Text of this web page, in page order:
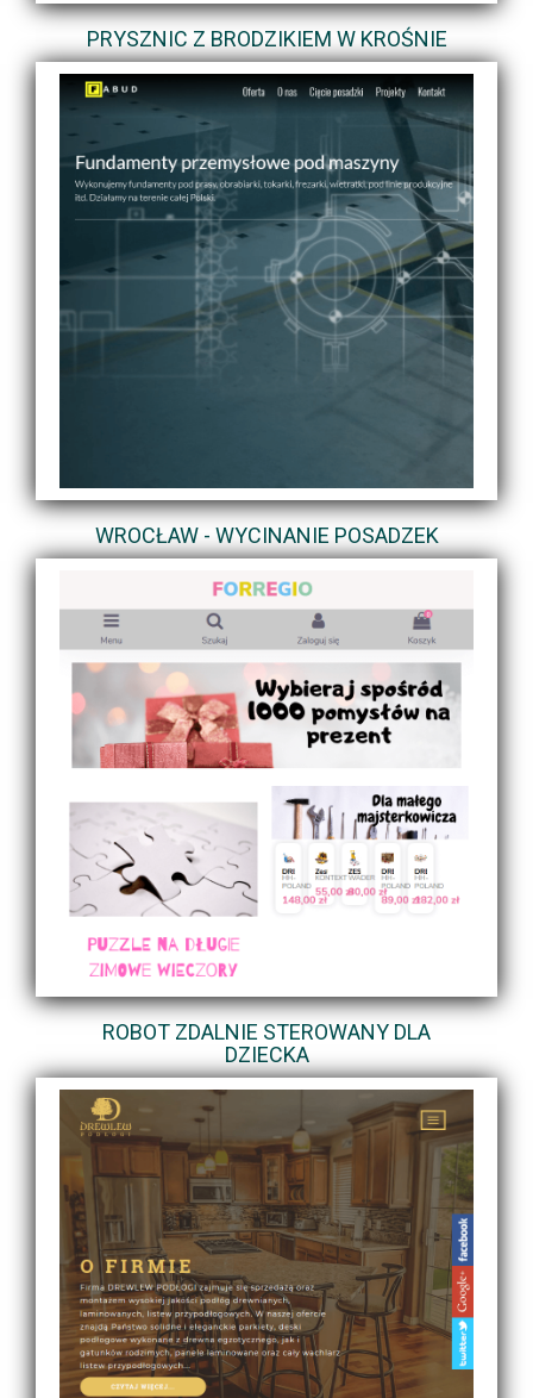
PRYSZNIC Z BRODZIKIEM W KROŚNIE
WROCŁAW - WYCINANIE POSADZEK
ROBOT ZDALNIE STEROWANY DLA
DZIECKA